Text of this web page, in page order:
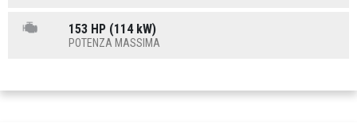
153 HP (114 kW)
POTENZA MASSIMA